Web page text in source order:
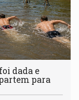
dada e
para